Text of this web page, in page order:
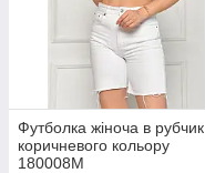
Футболка жіноча в рубчик
коричневого кольору
180008M